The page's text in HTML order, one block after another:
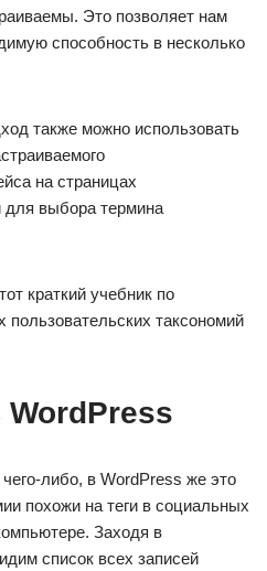
Это позволяет нам
способность в несколько
также можно использовать
на страницах
для выбора термина
краткий учебник по
таксономий
либо, в WordPress же это
похожи на теги в социальных
Заходя в
список всех записей